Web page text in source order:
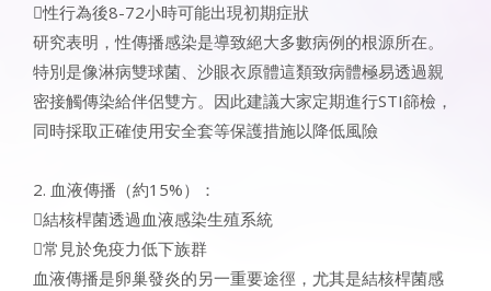
性行為後8-72小時可能出現初期症狀
研究表明，性傳播感染是導致絕大多數病例的根源所在。
特別是像淋病雙球菌、沙眼衣原體這類致病體極易透過親
密接觸傳染給伴侶雙方。因此建議大家定期進行STI篩檢，
同時採取正確使用安全套等保護措施以降低風險
2. 血液傳播（約15%）：
結核桿菌透過血液感染生殖系統
常見於免疫力低下族群
血液傳播是卵巢發炎的另一重要途徑，尤其是結核桿菌感